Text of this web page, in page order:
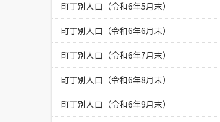
町丁別人口（令和6年5月末）
町丁別人口（令和6年6月末）
町丁別人口（令和6年7月末）
町丁別人口（令和6年8月末）
町丁別人口（令和6年9月末）